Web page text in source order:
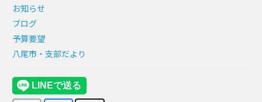
お知らせ
ブログ
予算要望
八尾市・支部だより